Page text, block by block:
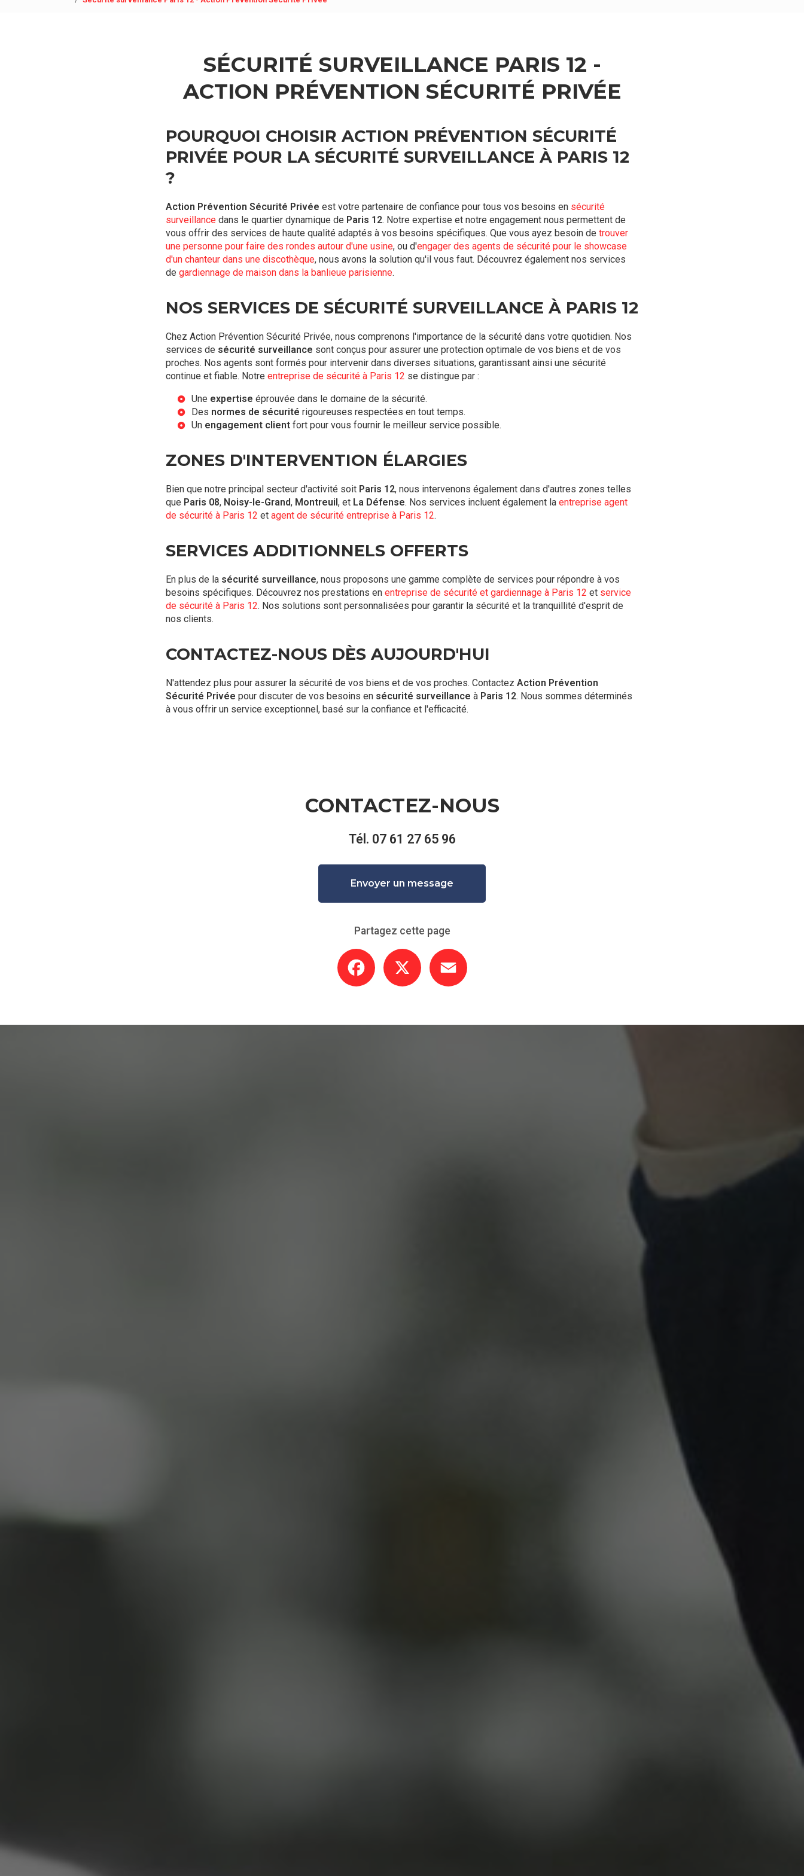
SÉCURITÉ SURVEILLANCE PARIS 12 -
ACTION PRÉVENTION SÉCURITÉ PRIVÉE
POURQUOI CHOISIR ACTION PRÉVENTION SÉCURITÉ
PRIVÉE POUR LA SÉCURITÉ SURVEILLANCE À PARIS 12
?
Action Prévention Sécurité Privée est votre partenaire de confiance pour tous vos besoins en sécurité
surveillance dans le quartier dynamique de Paris 12. Notre expertise et notre engagement nous permettent de
vous offrir des services de haute qualité adaptés à vos besoins spécifiques. Que vous ayez besoin de trouver
une personne pour faire des rondes autour d'une usine, ou d'engager des agents de sécurité pour le showcase
d'un chanteur dans une discothèque, nous avons la solution qu'il vous faut. Découvrez également nos services
de gardiennage de maison dans la banlieue parisienne.
NOS SERVICES DE SÉCURITÉ SURVEILLANCE À PARIS 12
Chez Action Prévention Sécurité Privée, nous comprenons l'importance de la sécurité dans votre quotidien. Nos
services de sécurité surveillance sont conçus pour assurer une protection optimale de vos biens et de vos
proches. Nos agents sont formés pour intervenir dans diverses situations, garantissant ainsi une sécurité
continue et fiable. Notre entreprise de sécurité à Paris 12 se distingue par :
Une expertise éprouvée dans le domaine de la sécurité.
Des normes de sécurité rigoureuses respectées en tout temps.
Un engagement client fort pour vous fournir le meilleur service possible.
ZONES D'INTERVENTION ÉLARGIES
Bien que notre principal secteur d'activité soit Paris 12, nous intervenons également dans d'autres zones telles
que Paris 08, Noisy-le-Grand, Montreuil, et La Défense. Nos services incluent également la entreprise agent
de sécurité à Paris 12 et agent de sécurité entreprise à Paris 12.
SERVICES ADDITIONNELS OFFERTS
En plus de la sécurité surveillance, nous proposons une gamme complète de services pour répondre à vos
besoins spécifiques. Découvrez nos prestations en entreprise de sécurité et gardiennage à Paris 12 et service
de sécurité à Paris 12. Nos solutions sont personnalisées pour garantir la sécurité et la tranquillité d'esprit de
nos clients.
CONTACTEZ-NOUS DÈS AUJOURD'HUI
N'attendez plus pour assurer la sécurité de vos biens et de vos proches. Contactez Action Prévention
Sécurité Privée pour discuter de vos besoins en sécurité surveillance à Paris 12. Nous sommes déterminés
à vous offrir un service exceptionnel, basé sur la confiance et l'efficacité.
CONTACTEZ-NOUS
Tél. 07 61 27 65 96
Envoyer un message
Partagez cette page
Facebook